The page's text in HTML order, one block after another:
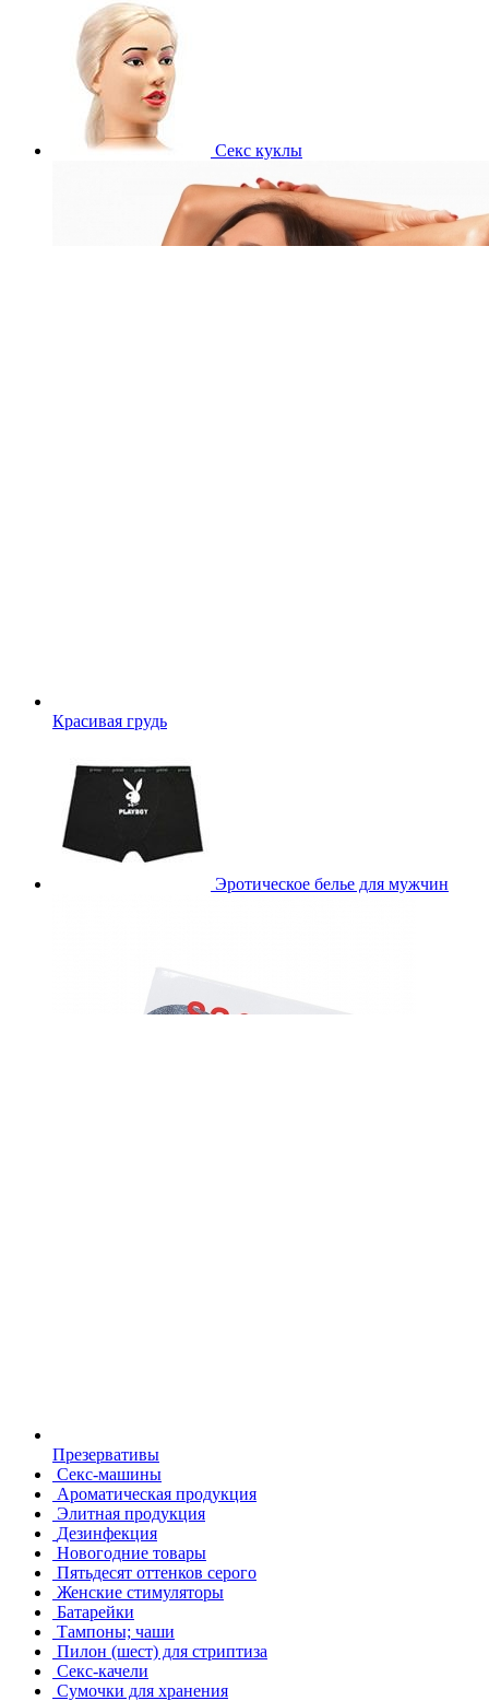
Секс куклы
Красивая грудь
Эротическое белье для мужчин
Презервативы
Секс-машины
Ароматическая продукция
Элитная продукция
Дезинфекция
Новогодние товары
Пятьдесят оттенков серого
Женские стимуляторы
Батарейки
Тампоны; чаши
Пилон (шест) для стриптиза
Секс-качели
Сумочки для хранения